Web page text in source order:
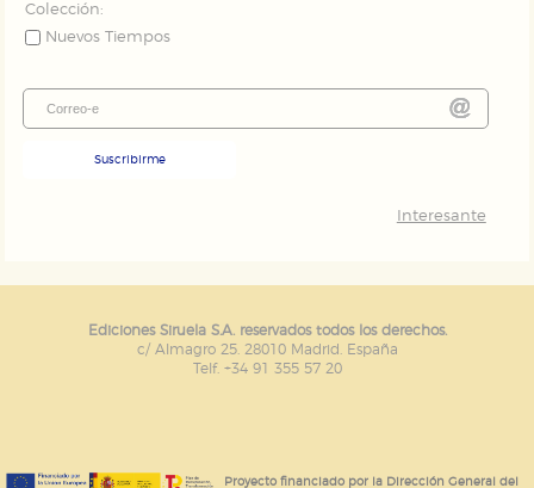
Colección:
Nuevos Tiempos
Suscribirme
Interesante
Ediciones Siruela S.A. reservados todos los derechos.
c/ Almagro 25. 28010 Madrid. España
Telf. +34 91 355 57 20
Proyecto financiado por la Dirección General del